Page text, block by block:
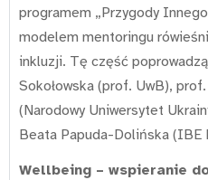
programem „Przygody
modelem mentoringu
inkluzji. Tę część
Sokołowska (prof. UwB),
(Narodowy Uniwersytet
Beata Papuda-Dolińska (IBE
Wellbeing – wspieranie